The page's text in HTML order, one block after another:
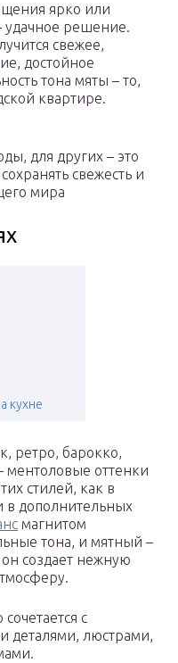
ярко или
решение.
свежее,
достойное
тона мяты – то,
квартире.
для других – это
свежесть и
мира
кухне
ретро, барокко,
ментоловые оттенки
стилей, как в
в дополнительных
магнитом
тона, и мятный –
создает нежную
с
деталями, люстрами,